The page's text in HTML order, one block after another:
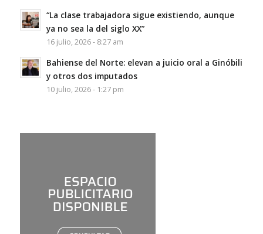
“La clase trabajadora sigue existiendo, aunque
ya no sea la del siglo XX”
16 julio, 2026 - 8:27 am
Bahiense del Norte: elevan a juicio oral a Ginóbili
y otros dos imputados
10 julio, 2026 - 1:27 pm